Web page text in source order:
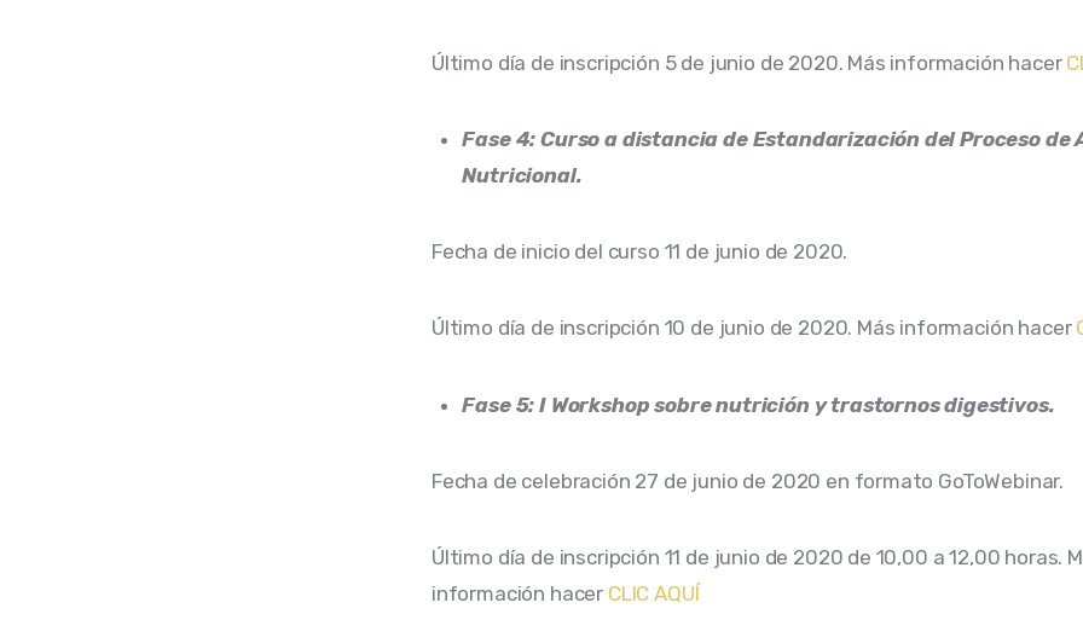
Último día de inscripción 5 de junio de 2020. Más información hacer
Fase 4: Curso a distancia de Estandarización del Proceso de
Nutricional.
Fecha de inicio del curso 11 de junio de 2020.
Último día de inscripción 10 de junio de 2020. Más información hacer
Fase 5: I Workshop sobre nutrición y trastornos digestivos.
Fecha de celebración 27 de junio de 2020 en formato GoToWebinar.
Último día de inscripción 11 de junio de 2020 de 10,00 a 12,00 horas.
información hacer CLIC AQUÍ